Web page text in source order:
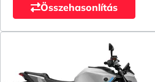
Összehasonlítás